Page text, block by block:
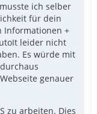
ich selber
für dein
Informationen +
leider nicht
Es würde mit
genauer
zu arbeiten. Dies